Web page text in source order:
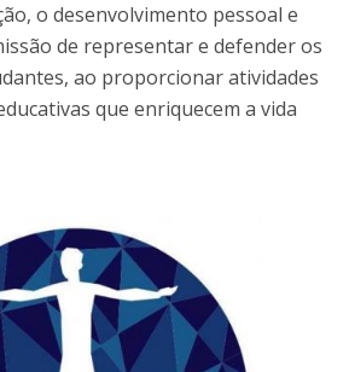
o desenvolvimento pessoal e
de representar e defender os
ao proporcionar atividades
que enriquecem a vida